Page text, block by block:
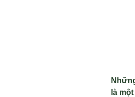
là